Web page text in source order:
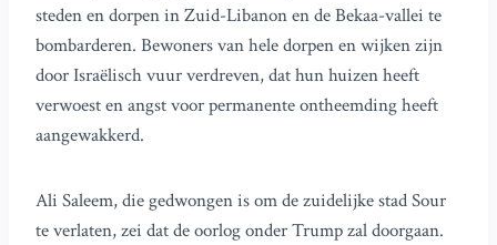
steden en dorpen in Zuid-Libanon en de Bekaa-vallei te
bombarderen. Bewoners van hele dorpen en wijken zijn
door Israëlisch vuur verdreven, dat hun huizen heeft
verwoest en angst voor permanente ontheemding heeft
aangewakkerd.
Ali Saleem, die gedwongen is om de zuidelijke stad Sour
te verlaten, zei dat de oorlog onder Trump zal doorgaan.